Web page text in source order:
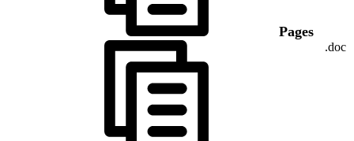
Pages
.doc